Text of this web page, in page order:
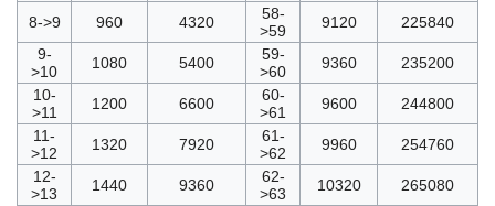
8->9 960 4320
58-
>59
9120
225840
9-
>10
1080 5400
59-
>60
9360
235200
10-
>11
1200 6600
60-
>61
9600
244800
11-
>12
1320 7920
61-
>62
9960
254760
12-
>13
1440 9360
62-
>63
10320
265080